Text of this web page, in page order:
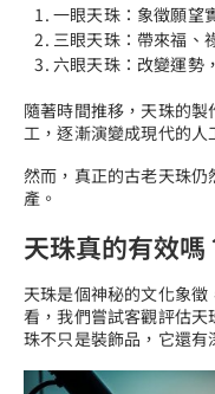
一眼天珠：象徵願望
三眼天珠：帶來福、
六眼天珠：改變運勢
隨著時間推移，天珠的
工，逐漸演變成現代的人
然而，真正的古老天珠
產。
天珠真的有效
天珠是個神秘的文化象
看，我們嘗試客觀評估天
珠不只是裝飾品，它還有